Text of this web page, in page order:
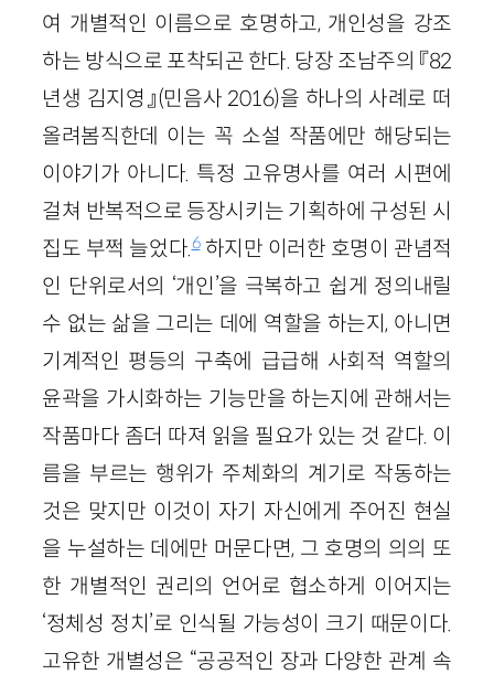
여 개별적인 이름으로 호명하고, 개인성을 강조
하는 방식으로 포착되곤 한다. 당장 조남주의 『82
년생 김지영』(민음사 2016)을 하나의 사례로 떠
올려봄직한데 이는 꼭 소설 작품에만 해당되는
이야기가 아니다. 특정 고유명사를 여러 시편에
걸쳐 반복적으로 등장시키는 기획하에 구성된 시
집도 부쩍 늘었다.6하지만 이러한 호명이 관념적
인 단위로서의 ‘개인’을 극복하고 쉽게 정의내릴
수 없는 삶을 그리는 데에 역할을 하는지, 아니면
기계적인 평등의 구축에 급급해 사회적 역할의
윤곽을 가시화하는 기능만을 하는지에 관해서는
작품마다 좀더 따져 읽을 필요가 있는 것 같다. 이
름을 부르는 행위가 주체화의 계기로 작동하는
것은 맞지만 이것이 자기 자신에게 주어진 현실
을 누설하는 데에만 머문다면, 그 호명의 의의 또
한 개별적인 권리의 언어로 협소하게 이어지는
‘정체성 정치’로 인식될 가능성이 크기 때문이다.
고유한 개별성은 “공공적인 장과 다양한 관계 속